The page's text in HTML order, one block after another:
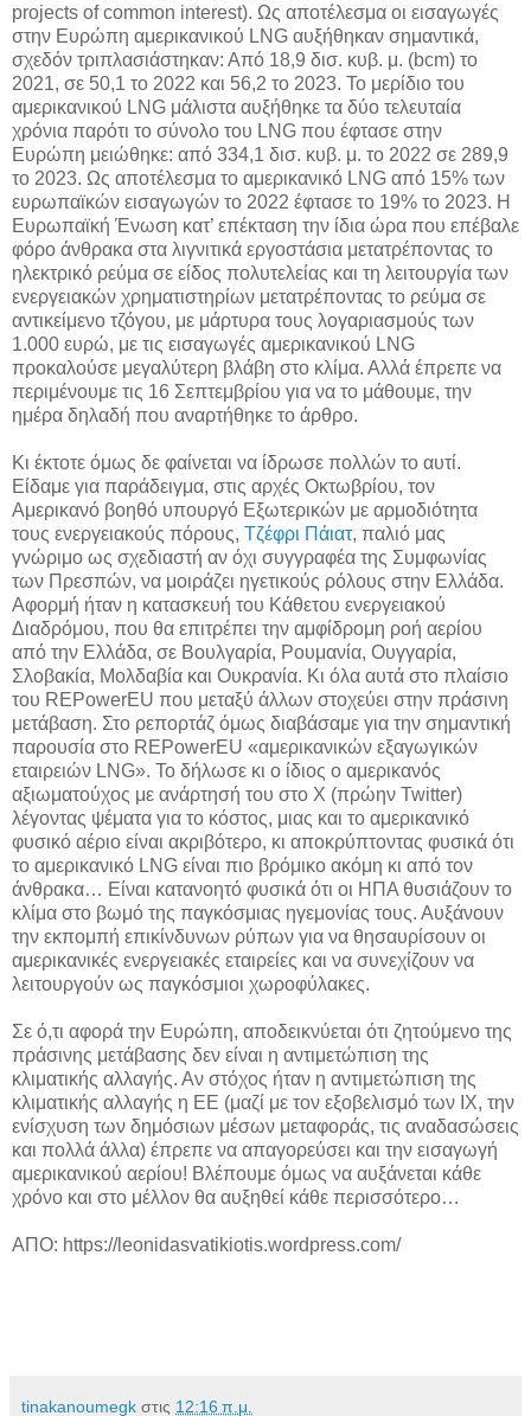
projects of common interest). Ως αποτέλεσμα οι εισαγωγές
στην Ευρώπη αμερικανικού LNG αυξήθηκαν σημαντικά,
σχεδόν τριπλασιάστηκαν: Από 18,9 δισ. κυβ. μ. (bcm) το
2021, σε 50,1 το 2022 και 56,2 το 2023. Το μερίδιο του
αμερικανικού LNG μάλιστα αυξήθηκε τα δύο τελευταία
χρόνια παρότι το σύνολο του LNG που έφτασε στην
Ευρώπη μειώθηκε: από 334,1 δισ. κυβ. μ. το 2022 σε 289,9
το 2023. Ως αποτέλεσμα το αμερικανικό LNG από 15% των
ευρωπαϊκών εισαγωγών το 2022 έφτασε το 19% το 2023. Η
Ευρωπαϊκή Ένωση κατ’ επέκταση την ίδια ώρα που επέβαλε
φόρο άνθρακα στα λιγνιτικά εργοστάσια μετατρέποντας το
ηλεκτρικό ρεύμα σε είδος πολυτελείας και τη λειτουργία των
ενεργειακών χρηματιστηρίων μετατρέποντας το ρεύμα σε
αντικείμενο τζόγου, με μάρτυρα τους λογαριασμούς των
1.000 ευρώ, με τις εισαγωγές αμερικανικού LNG
προκαλούσε μεγαλύτερη βλάβη στο κλίμα. Αλλά έπρεπε να
περιμένουμε τις 16 Σεπτεμβρίου για να το μάθουμε, την
ημέρα δηλαδή που αναρτήθηκε το άρθρο.
Κι έκτοτε όμως δε φαίνεται να ίδρωσε πολλών το αυτί.
Είδαμε για παράδειγμα, στις αρχές Οκτωβρίου, τον
Αμερικανό βοηθό υπουργό Εξωτερικών με αρμοδιότητα
τους ενεργειακούς πόρους, Τζέφρι Πάιατ, παλιό μας
γνώριμο ως σχεδιαστή αν όχι συγγραφέα της Συμφωνίας
των Πρεσπών, να μοιράζει ηγετικούς ρόλους στην Ελλάδα.
Αφορμή ήταν η κατασκευή του Κάθετου ενεργειακού
Διαδρόμου, που θα επιτρέπει την αμφίδρομη ροή αερίου
από την Ελλάδα, σε Βουλγαρία, Ρουμανία, Ουγγαρία,
Σλοβακία, Μολδαβία και Ουκρανία. Κι όλα αυτά στο πλαίσιο
του REPowerEU που μεταξύ άλλων στοχεύει στην πράσινη
μετάβαση. Στο ρεπορτάζ όμως διαβάσαμε για την σημαντική
παρουσία στο REPowerEU «αμερικανικών εξαγωγικών
εταιρειών LNG». Το δήλωσε κι ο ίδιος ο αμερικανός
αξιωματούχος με ανάρτησή του στο Χ (πρώην Twitter)
λέγοντας ψέματα για το κόστος, μιας και το αμερικανικό
φυσικό αέριο είναι ακριβότερο, κι αποκρύπτοντας φυσικά ότι
το αμερικανικό LNG είναι πιο βρόμικο ακόμη κι από τον
άνθρακα… Είναι κατανοητό φυσικά ότι οι ΗΠΑ θυσιάζουν το
κλίμα στο βωμό της παγκόσμιας ηγεμονίας τους. Αυξάνουν
την εκπομπή επικίνδυνων ρύπων για να θησαυρίσουν οι
αμερικανικές ενεργειακές εταιρείες και να συνεχίζουν να
λειτουργούν ως παγκόσμιοι χωροφύλακες.
Σε ό,τι αφορά την Ευρώπη, αποδεικνύεται ότι ζητούμενο της
πράσινης μετάβασης δεν είναι η αντιμετώπιση της
κλιματικής αλλαγής. Αν στόχος ήταν η αντιμετώπιση της
κλιματικής αλλαγής η ΕΕ (μαζί με τον εξοβελισμό των ΙΧ, την
ενίσχυση των δημόσιων μέσων μεταφοράς, τις αναδασώσεις
και πολλά άλλα) έπρεπε να απαγορεύσει και την εισαγωγή
αμερικανικού αερίου! Βλέπουμε όμως να αυξάνεται κάθε
χρόνο και στο μέλλον θα αυξηθεί κάθε περισσότερο…
ΑΠΟ: https://leonidasvatikiotis.wordpress.com/
tinakanoumegk στις 12:16 π.μ.